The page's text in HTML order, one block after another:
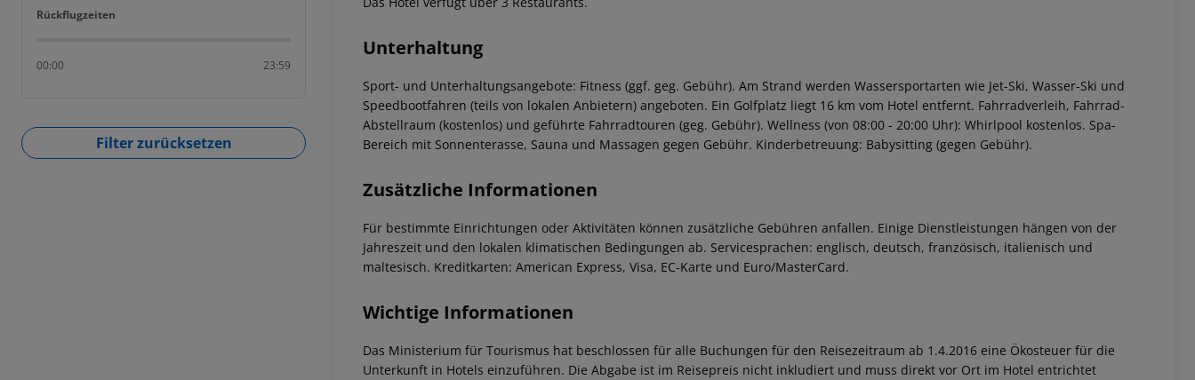
Rückflugzeiten
Rückflugzeiten
00:00 23:59
Filter zurücksetzen
Unterhaltung
Sport- und Unterhaltungsangebote: Fitness (ggf. geg. Gebühr). Am Strand werden Wassersportarten wie Jet-Ski, Wasser-Ski und
Speedbootfahren (teils von lokalen Anbietern) angeboten. Ein Golfplatz liegt 16 km vom Hotel entfernt. Fahrradverleih, Fahrrad-
Abstellraum (kostenlos) und geführte Fahrradtouren (geg. Gebühr). Wellness (von 08:00 - 20:00 Uhr): Whirlpool kostenlos. Spa-
Bereich mit Sonnenterasse, Sauna und Massagen gegen Gebühr. Kinderbetreuung: Babysitting (gegen Gebühr).
Zusätzliche Informationen
Für bestimmte Einrichtungen oder Aktivitäten können zusätzliche Gebühren anfallen. Einige Dienstleistungen hängen von der
Jahreszeit und den lokalen klimatischen Bedingungen ab. Servicesprachen: englisch, deutsch, französisch, italienisch und
maltesisch. Kreditkarten: American Express, Visa, EC-Karte und Euro/MasterCard.
Wichtige Informationen
Das Ministerium für Tourismus hat beschlossen für alle Buchungen für den Reisezeitraum ab 1.4.2016 eine Ökosteuer für die
Unterkunft in Hotels einzuführen. Die Abgabe ist im Reisepreis nicht inkludiert und muss direkt vor Ort im Hotel entrichtet